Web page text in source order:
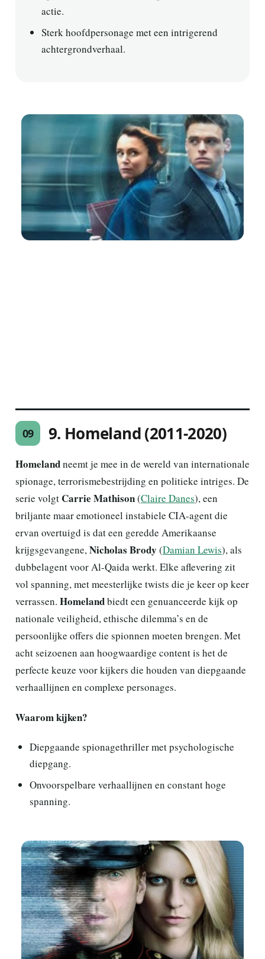
actie.
Sterk hoofdpersonage met een intrigerend
achtergrondverhaal.
09 9. Homeland (2011-2020)
Homelandneemt je mee in de wereld van internationale
spionage, terrorismebestrijding en politieke intriges. De
serie volgt Carrie Mathison(Claire Danes), een
briljante maar emotioneel instabiele CIA-agent die
ervan overtuigd is dat een geredde Amerikaanse
krijgsgevangene,Nicholas Brody (Damian Lewis), als
dubbelagent voor Al-Qaida werkt. Elke aflevering zit
vol spanning, met meesterlijke twists die je keer op keer
verrassen. Homelandbiedt een genuanceerde kijk op
nationale veiligheid, ethische dilemma’s en de
persoonlijke offers die spionnen moeten brengen. Met
acht seizoenen aan hoogwaardige content is het de
perfecte keuze voor kijkers die houden van diepgaande
verhaallijnen en complexe personages.
Waarom kijken?
Diepgaande spionagethriller met psychologische
diepgang.
Onvoorspelbare verhaallijnen en constant hoge
spanning.